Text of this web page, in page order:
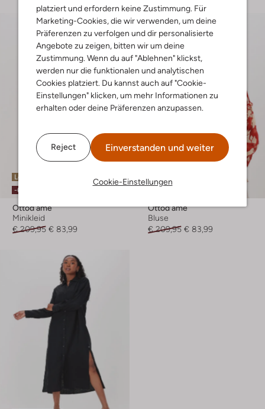
platziert und erfordern keine Zustimmung. Für
Marketing-Cookies, die wir verwenden, um deine
Präferenzen zu verfolgen und dir personalisierte
Angebote zu zeigen, bitten wir um deine
Zustimmung. Wenn du auf "Ablehnen" klickst,
werden nur die funktionalen und analytischen
Cookies platziert. Du kannst auch auf "Cookie-
Einstellungen" klicken, um mehr Informationen zu
erhalten oder deine Präferenzen anzupassen.
Reject Einverstanden und weiter
Cookie-Einstellungen
Letzter Artikel
-60%
Ottod'ame
Minikleid
€ 209,95 € 83,99
Ottod'ame
Bluse
€ 209,95 € 83,99